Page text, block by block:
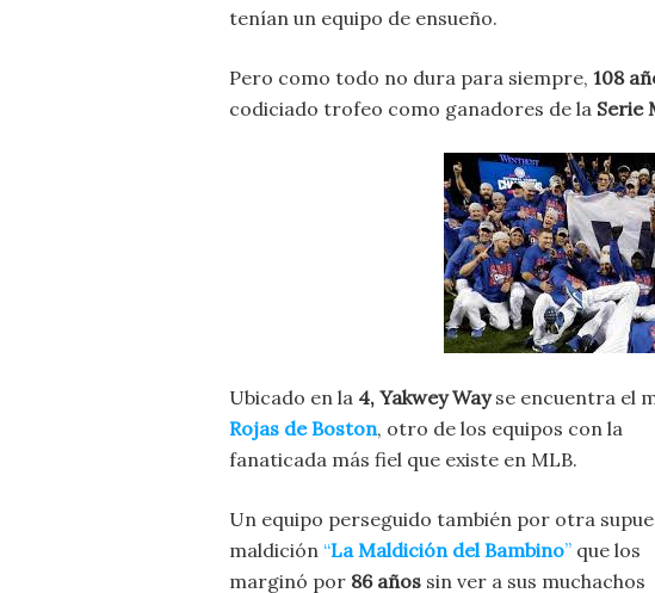
tenían un equipo de ensueño.
Pero como todo no dura para siempre, 108
codiciado trofeo como ganadores de la Serie
Ubicado en la 4, Yakwey Wayse encuentra el
Rojas de Boston, otro de los equipos con la
fanaticada más fiel que existe en MLB.
Un equipo perseguido también por otra
maldición “La Maldición del Bambino” que los
marginó por 86 años sin ver a sus muchachos